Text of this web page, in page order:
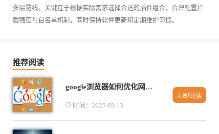
多层防线。关键在于根据实际需求选择合适的插件组合，合理配置拦
截强度与白名单机制，同时保持软件更新和定期维护习惯。
推荐阅读
google浏览器如何优化网页图片显示
时间：2025-05-13
立即阅读